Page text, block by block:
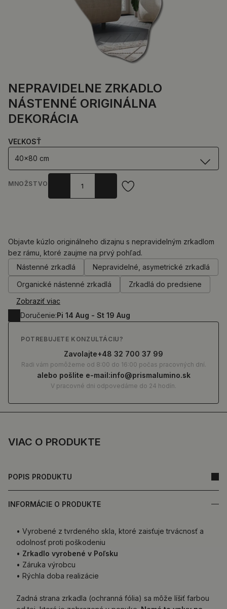
VIAC O PRODUKTE
POPIS PRODUKTU
INFORMÁCIE O PRODUKTE
• Vyrobené z tvrdeného skla, ktoré zaisťuje trvácnosť a
odolnosť proti poškodeniu
• Zrkadlo vyrobené v Poľsku
• Záruka výrobcu
• Rýchla doba realizácie
Zadná strana zrkadla (ochranná fólia) sa môže líšiť farbou
NEPRAVIDELNE ZRKADLO
NÁSTENNÉ ORIGINÁLNA
DEKORÁCIA
VEĽKOSŤ
40x80 cm
MNOŽSTVO
0.00€
Objavte kúzlo originálneho dizajnu s nepravidelným zrkadlom
bez rámu, ktoré zaujme na prvý pohľad.
Nástenné zrkadlá
Nepravidelné, asymetrické zrkadlá
Organické nástenné zrkadlá
Zrkadlá do predsiene
Zobraziť viac
Doručenie:Pi 14 Aug - St 19 Aug
POTREBUJETE KONZULTÁCIU?
Zavolajte+48 32 700 37 99
Radi vám pomôžeme od 8:00 do 16:00 počas pracovných dní.
alebo pošlite e-mail:info@prismalumino.sk
V pracovné dni odpovedáme do 24 hodín.